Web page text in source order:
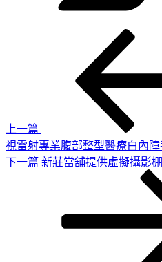
上一篇
視雷射專業腹部整型醫療白內
下
下一篇 新莊當舖提供虛擬攝影